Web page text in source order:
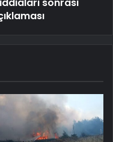
sonrası